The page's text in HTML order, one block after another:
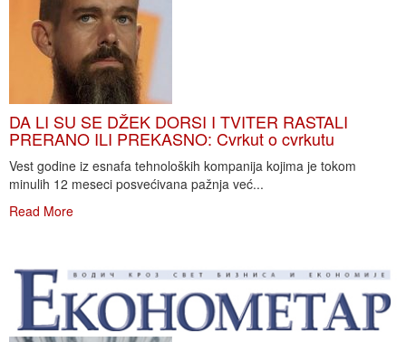
DA LI SU SE DŽEK DORSI I TVITER RASTALI
PRERANO ILI PREKASNO: Cvrkut o cvrkutu
Vest godine iz esnafa tehnoloških kompanija kojima je tokom
minulih 12 meseci posvećivana pažnja već...
Read More